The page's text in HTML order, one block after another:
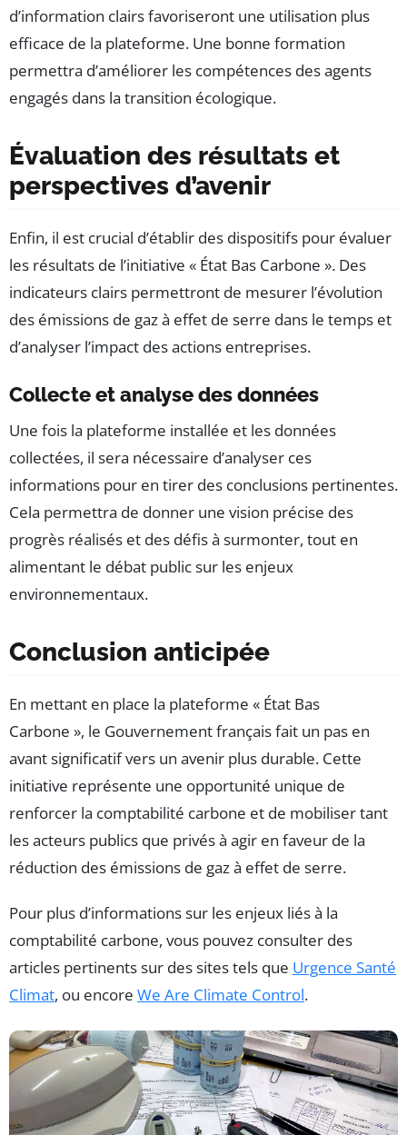
d’information clairs favoriseront une utilisation plus
efficace de la plateforme. Une bonne formation
permettra d’améliorer les compétences des agents
engagés dans la transition écologique.
Évaluation des résultats et
perspectives d’avenir
Enfin, il est crucial d’établir des dispositifs pour évaluer
les résultats de l’initiative « État Bas Carbone ». Des
indicateurs clairs permettront de mesurer l’évolution
des émissions de gaz à effet de serre dans le temps et
d’analyser l’impact des actions entreprises.
Collecte et analyse des données
Une fois la plateforme installée et les données
collectées, il sera nécessaire d’analyser ces
informations pour en tirer des conclusions pertinentes.
Cela permettra de donner une vision précise des
progrès réalisés et des défis à surmonter, tout en
alimentant le débat public sur les enjeux
environnementaux.
Conclusion anticipée
En mettant en place la plateforme « État Bas
Carbone », le Gouvernement français fait un pas en
avant significatif vers un avenir plus durable. Cette
initiative représente une opportunité unique de
renforcer la comptabilité carbone et de mobiliser tant
les acteurs publics que privés à agir en faveur de la
réduction des émissions de gaz à effet de serre.
Pour plus d’informations sur les enjeux liés à la
comptabilité carbone, vous pouvez consulter des
articles pertinents sur des sites tels que Urgence Santé
Climat, ou encore We Are Climate Control.